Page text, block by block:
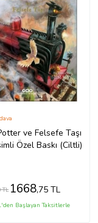
ve Felsefe Taşı
Özel Baskı (Ciltli)
TL 1668,75 TL
Başlayan Taksitlerle